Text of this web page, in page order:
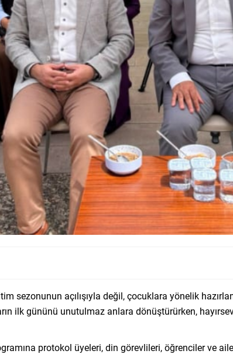
sezonunun açılışıyla değil, çocuklara yönelik
ilk gününü unutulmaz anlara dönüştürürken,
protokol üyeleri, din görevlileri, öğrenciler ve